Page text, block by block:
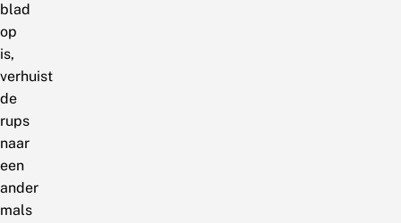
blad
op
is,
verhuist
de
rups
naar
een
ander
mals